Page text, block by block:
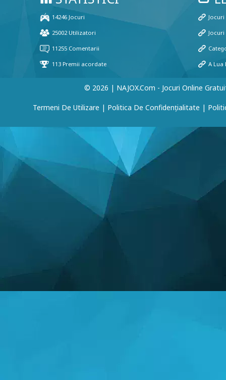
© 2026 | NAJOX.com - Jocuri Online
Termeni De Utilizare | Politica De Confidențialitate |